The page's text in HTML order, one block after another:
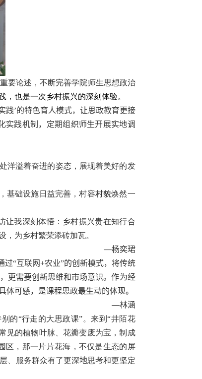
要论述，不断完善学院师生思想政治
，也是一次乡村振兴的深刻体验。
践’的特色育人模式，让思政教育更接
实践机制，定期组织师生开展实地调
洋溢着奋进的姿态，展现着美好的发
基础设施日益完善，村容村貌焕然一
让我深刻体悟：乡村振兴贵在知行合
，为乡村繁荣添砖加瓦。
—杨奕珺
过“互联网+农业”的创新模式，将传统
更需要创新思维和市场意识。作为经
可感，是课程思政最生动的体现。
—林涵
的“行走的大思政课”。来到“井陌花
见的植物叶脉、花瓣变废为宝，制成
区，那一片片花海，不仅是生态的屏
、服务群众有了更深地思考和更坚定